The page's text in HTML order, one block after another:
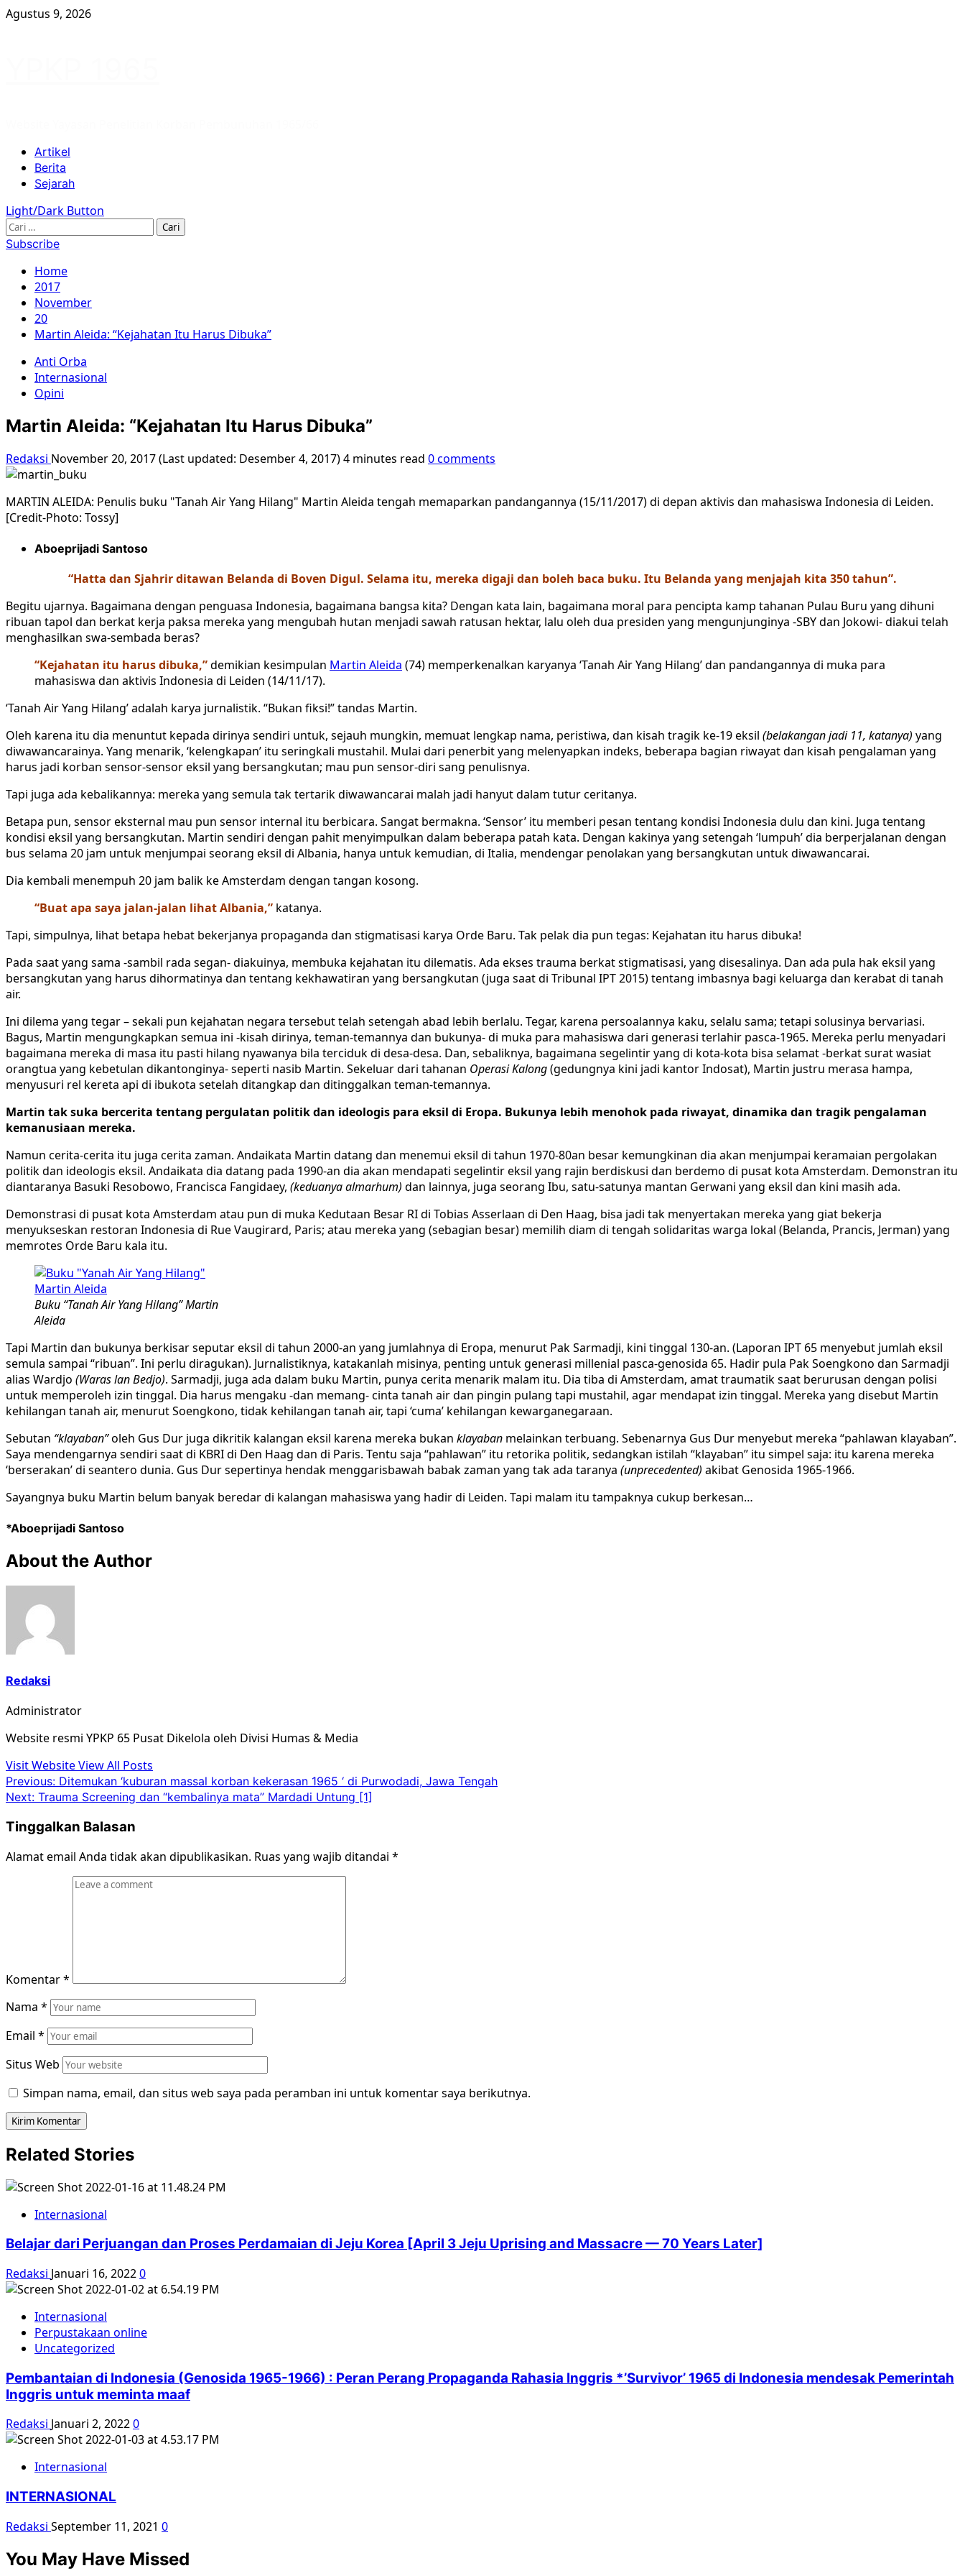
Skip
Agustus 9, 2026
Primary
Menu
Artikel
Berita
Sejarah
Light/Dark Button
Cari
untuk:
Subscribe
Home
2017
November
20
Martin Aleida: “Kejahatan Itu Harus Dibuka”
Anti Orba
Internasional
Opini
Martin Aleida: “Kejahatan Itu Harus Dibuka”
Redaksi November 20, 2017 (Last updated: Desember 4, 2017)4 minutes read 0 comments
MARTIN ALEIDA: Penulis buku "Tanah Air Yang Hilang" Martin Aleida tengah memaparkan pandangannya (15/11/2017) di depan aktivis dan mahasiswa Indonesia di Leiden.
[Credit-Photo: Tossy]
Aboeprijadi Santoso
“Hatta dan Sjahrir ditawan Belanda di Boven Digul. Selama itu, mereka digaji dan boleh baca buku. Itu Belanda yang menjajah kita 350 tahun”.
Begitu ujarnya. Bagaimana dengan penguasa Indonesia, bagaimana bangsa kita? Dengan kata lain, bagaimana moral para pencipta kamp tahanan Pulau Buru yang dihuni
ribuan tapol dan berkat kerja paksa mereka yang mengubah hutan menjadi sawah ratusan hektar, lalu oleh dua presiden yang mengunjunginya -SBY dan Jokowi- diakui telah
menghasilkan swa-sembada beras?
“Kejahatan itu harus dibuka,”demikian kesimpulan Martin Aleida (74) memperkenalkan karyanya ‘Tanah Air Yang Hilang’ dan pandangannya di muka para
mahasiswa dan aktivis Indonesia di Leiden (14/11/17).
‘Tanah Air Yang Hilang’ adalah karya jurnalistik. “Bukan fiksi!” tandas Martin.
Oleh karena itu dia menuntut kepada dirinya sendiri untuk, sejauh mungkin, memuat lengkap nama, peristiwa, dan kisah tragik ke-19 eksil (belakangan jadi 11, katanya) yang
diwawancarainya. Yang menarik, ‘kelengkapan’ itu seringkali mustahil. Mulai dari penerbit yang melenyapkan indeks, beberapa bagian riwayat dan kisah pengalaman yang
harus jadi korban sensor-sensor eksil yang bersangkutan; mau pun sensor-diri sang penulisnya.
Tapi juga ada kebalikannya: mereka yang semula tak tertarik diwawancarai malah jadi hanyut dalam tutur ceritanya.
Betapa pun, sensor eksternal mau pun sensor internal itu berbicara. Sangat bermakna. ‘Sensor’ itu memberi pesan tentang kondisi Indonesia dulu dan kini. Juga tentang
kondisi eksil yang bersangkutan. Martin sendiri dengan pahit menyimpulkan dalam beberapa patah kata. Dengan kakinya yang setengah ‘lumpuh’ dia berperjalanan dengan
bus selama 20 jam untuk menjumpai seorang eksil di Albania, hanya untuk kemudian, di Italia, mendengar penolakan yang bersangkutan untuk diwawancarai.
Dia kembali menempuh 20 jam balik ke Amsterdam dengan tangan kosong.
“Buat apa saya jalan-jalan lihat Albania,” katanya.
Tapi, simpulnya, lihat betapa hebat bekerjanya propaganda dan stigmatisasi karya Orde Baru. Tak pelak dia pun tegas: Kejahatan itu harus dibuka!
Pada saat yang sama -sambil rada segan- diakuinya, membuka kejahatan itu dilematis. Ada ekses trauma berkat stigmatisasi, yang disesalinya. Dan ada pula hak eksil yang
bersangkutan yang harus dihormatinya dan tentang kekhawatiran yang bersangkutan (juga saat di Tribunal IPT 2015) tentang imbasnya bagi keluarga dan kerabat di tanah
air.
Ini dilema yang tegar – sekali pun kejahatan negara tersebut telah setengah abad lebih berlalu. Tegar, karena persoalannya kaku, selalu sama; tetapi solusinya bervariasi.
Bagus, Martin mengungkapkan semua ini -kisah dirinya, teman-temannya dan bukunya- di muka para mahasiswa dari generasi terlahir pasca-1965. Mereka perlu menyadari
bagaimana mereka di masa itu pasti hilang nyawanya bila terciduk di desa-desa. Dan, sebaliknya, bagaimana segelintir yang di kota-kota bisa selamat -berkat surat wasiat
orangtua yang kebetulan dikantonginya- seperti nasib Martin. Sekeluar dari tahanan Operasi Kalong(gedungnya kini jadi kantor Indosat), Martin justru merasa hampa,
menyusuri rel kereta api di ibukota setelah ditangkap dan ditinggalkan teman-temannya.
Martin tak suka bercerita tentang pergulatan politik dan ideologis para eksil di Eropa. Bukunya lebih menohok pada riwayat, dinamika dan tragik pengalaman
kemanusiaan mereka.
Namun cerita-cerita itu juga cerita zaman. Andaikata Martin datang dan menemui eksil di tahun 1970-80an besar kemungkinan dia akan menjumpai keramaian pergolakan
politik dan ideologis eksil. Andaikata dia datang pada 1990-an dia akan mendapati segelintir eksil yang rajin berdiskusi dan berdemo di pusat kota Amsterdam. Demonstran itu
diantaranya Basuki Resobowo, Francisca Fangidaey, (keduanya almarhum) dan lainnya, juga seorang Ibu, satu-satunya mantan Gerwani yang eksil dan kini masih ada.
Demonstrasi di pusat kota Amsterdam atau pun di muka Kedutaan Besar RI di Tobias Asserlaan di Den Haag, bisa jadi tak menyertakan mereka yang giat bekerja
menyukseskan restoran Indonesia di Rue Vaugirard, Paris; atau mereka yang (sebagian besar) memilih diam di tengah solidaritas warga lokal (Belanda, Prancis, Jerman) yang
memrotes Orde Baru kala itu.
Buku “Tanah Air Yang Hilang” Martin
Aleida
Tapi Martin dan bukunya berkisar seputar eksil di tahun 2000-an yang jumlahnya di Eropa, menurut Pak Sarmadji, kini tinggal 130-an. (Laporan IPT 65 menyebut jumlah eksil
semula sampai “ribuan”. Ini perlu diragukan). Jurnalistiknya, katakanlah misinya, penting untuk generasi millenial pasca-genosida 65. Hadir pula Pak Soengkono dan Sarmadji
alias Wardjo (Waras lan Bedjo). Sarmadji, juga ada dalam buku Martin, punya cerita menarik malam itu. Dia tiba di Amsterdam, amat traumatik saat berurusan dengan polisi
untuk memperoleh izin tinggal. Dia harus mengaku -dan memang- cinta tanah air dan pingin pulang tapi mustahil, agar mendapat izin tinggal. Mereka yang disebut Martin
kehilangan tanah air, menurut Soengkono, tidak kehilangan tanah air, tapi ‘cuma’ kehilangan kewarganegaraan.
Sebutan “klayaban”oleh Gus Dur juga dikritik kalangan eksil karena mereka bukan klayaban melainkan terbuang. Sebenarnya Gus Dur menyebut mereka “pahlawan klayaban”.
Saya mendengarnya sendiri saat di KBRI di Den Haag dan di Paris. Tentu saja “pahlawan” itu retorika politik, sedangkan istilah “klayaban” itu simpel saja: itu karena mereka
‘berserakan’ di seantero dunia. Gus Dur sepertinya hendak menggarisbawah babak zaman yang tak ada taranya (unprecedented) akibat Genosida 1965-1966.
Sayangnya buku Martin belum banyak beredar di kalangan mahasiswa yang hadir di Leiden. Tapi malam itu tampaknya cukup berkesan…
*Aboeprijadi Santoso
About the Author
Redaksi
Administrator
Website resmi YPKP 65 Pusat Dikelola oleh Divisi Humas & Media
Visit WebsiteView All Posts
Post
navigation
Previous: Ditemukan ‘kuburan massal korban kekerasan 1965 ‘ di Purwodadi, Jawa Tengah
Next: Trauma Screening dan “kembalinya mata” Mardadi Untung [1]
Tinggalkan Balasan
Alamat email Anda tidak akan dipublikasikan. Ruas yang wajib ditandai *
Komentar*
Nama *
Email *
Situs Web
Simpan nama, email, dan situs web saya pada peramban ini untuk komentar saya berikutnya.
Related Stories
Internasional
Belajar dari Perjuangan dan Proses Perdamaian di Jeju Korea [April 3 Jeju Uprising and Massacre — 70 Years Later]
Redaksi Januari 16, 20220
Internasional
Perpustakaan online
Uncategorized
Pembantaian di Indonesia (Genosida 1965-1966) : Peran Perang Propaganda Rahasia Inggris *’Survivor’ 1965 di Indonesia mendesak Pemerintah
Inggris untuk meminta maaf
Redaksi Januari 2, 20220
Internasional
INTERNASIONAL
Redaksi September 11, 2021 0
You May Have Missed